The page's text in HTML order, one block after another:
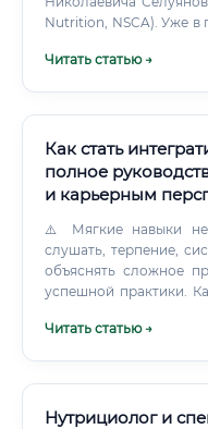
Nutrition, NSCA). Уже в
набивать руку.
Читать статью →
Как стать
полное
и карьерным
⚠️ Мягкие навыки не
слушать, терпение,
объяснять сложное
успешной практики.
путями. Пройти
Читать статью →
Нутрициолог и